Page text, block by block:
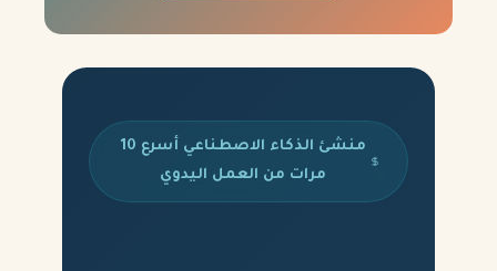
منشئ الذكاء الاصطناعي أسرع 10
مرات من العمل اليدوي